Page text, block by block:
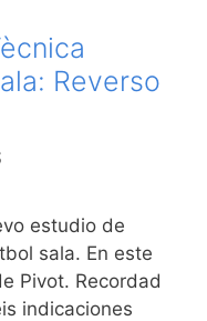
Reverso
estudio de
sala. En este
Pivot. Recordad
indicaciones